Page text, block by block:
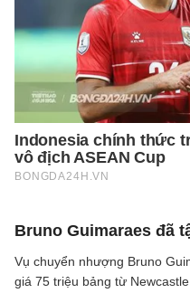
Bruno Guimaraes đã
Vụ chuyển nhượng Bruno
giá 75 triệu bảng từ